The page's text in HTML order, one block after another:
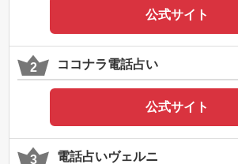
公式サイト
ココナラ電話占い
公式サイト
電話占いヴェルニ